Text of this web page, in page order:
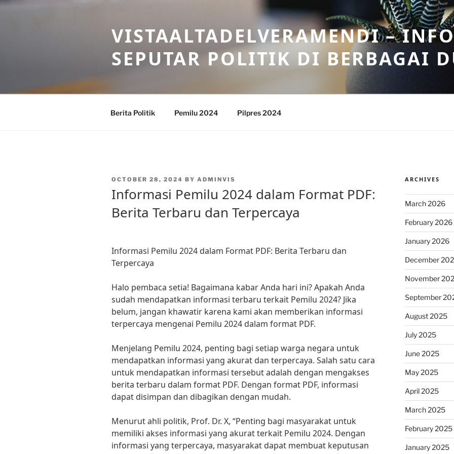
Skip
VISTAALTADELVERAMENDI –
SEPUTAR POLITIK DI BERBAGAI
Berita Politik Pemilu 2024 Pilpres 2024
POSTED
OCTOBER 28, 2024 BY ADMINVIS
Informasi Pemilu 2024 dalam Format PDF:
Berita Terbaru dan Terpercaya
Informasi Pemilu 2024 dalam Format PDF: Berita Terbaru dan
Terpercaya
Halo pembaca setia! Bagaimana kabar Anda hari ini? Apakah Anda
sudah mendapatkan informasi terbaru terkait Pemilu 2024? Jika
belum, jangan khawatir karena kami akan memberikan informasi
terpercaya mengenai Pemilu 2024 dalam format PDF.
Menjelang Pemilu 2024, penting bagi setiap warga negara untuk
mendapatkan informasi yang akurat dan terpercaya. Salah satu cara
untuk mendapatkan informasi tersebut adalah dengan mengakses
berita terbaru dalam format PDF. Dengan format PDF, informasi
dapat disimpan dan dibagikan dengan mudah.
Menurut ahli politik, Prof. Dr. X, “Penting bagi masyarakat untuk
memiliki akses informasi yang akurat terkait Pemilu 2024. Dengan
informasi yang terpercaya, masyarakat dapat membuat keputusan
ARCHIVES
March 2026
February 2026
January 2026
December
November
September
August 2025
July 2025
June 2025
May 2025
April 2025
March 2025
February 2025
January 2025